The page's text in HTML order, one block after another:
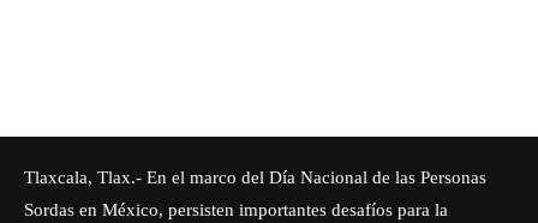
Tlaxcala, Tlax.- En el marco del Día Nacional de las Personas
Sordas en México, persisten importantes desafíos para la